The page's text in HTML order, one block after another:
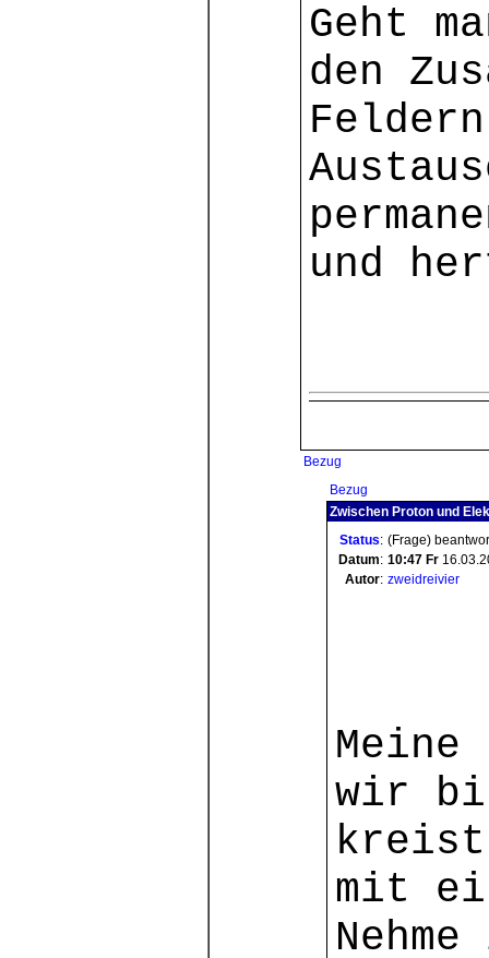
Geht
den
und
Bezug
Bezug
Zwischen Proton und
Status: (Frage)
Datum: 10:47 Fr
Autor: zweidreivier
wir
kreist
mit